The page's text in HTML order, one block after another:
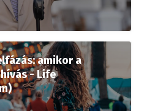
amikor a
- Life